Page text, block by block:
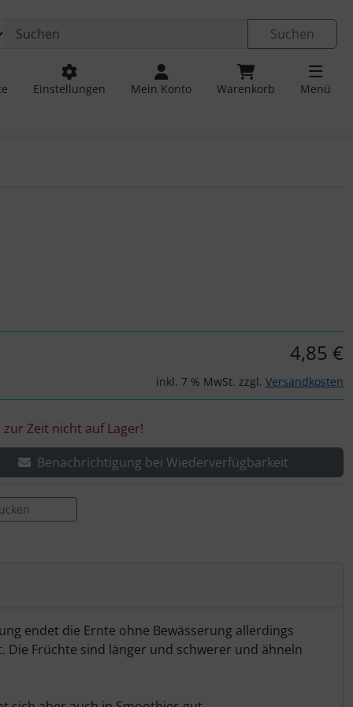
Suchen
Einstellungen Mein Konto Warenkorb Menü
4,85 €
inkl. 7 % MwSt. zzgl. Versandkosten
Zeit nicht auf Lager!
Benachrichtigung bei Wiederverfügbarkeit
endet die Ernte ohne Bewässerung allerdings
Früchte sind länger und schwerer und ähneln